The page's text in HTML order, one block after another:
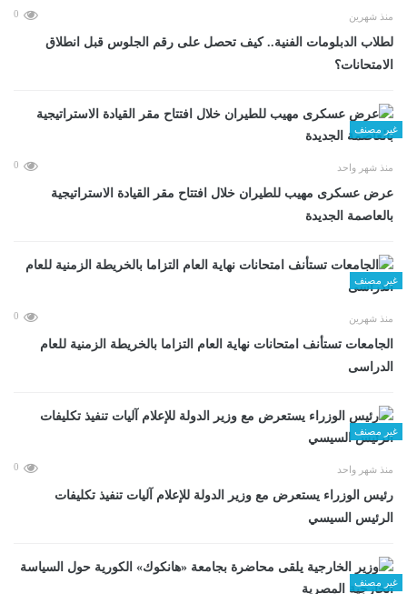
منذ شهرين 0
لطلاب الدبلومات الفنية.. كيف تحصل على رقم الجلوس قبل انطلاق
الامتحانات؟
غير مصنف
منذ شهر واحد 0
عرض عسكرى مهيب للطيران خلال افتتاح مقر القيادة الاستراتيجية
بالعاصمة الجديدة
غير مصنف
منذ شهرين 0
الجامعات تستأنف امتحانات نهاية العام التزاما بالخريطة الزمنية للعام
الدراسى
غير مصنف
منذ شهر واحد 0
رئيس الوزراء يستعرض مع وزير الدولة للإعلام آليات تنفيذ تكليفات
الرئيس السيسي
غير مصنف